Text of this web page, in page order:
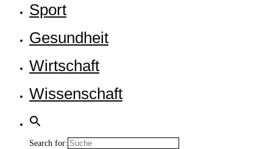
Sport
Gesund­heit
Wirt­schaft
Wis­sen­schaft
Search for: